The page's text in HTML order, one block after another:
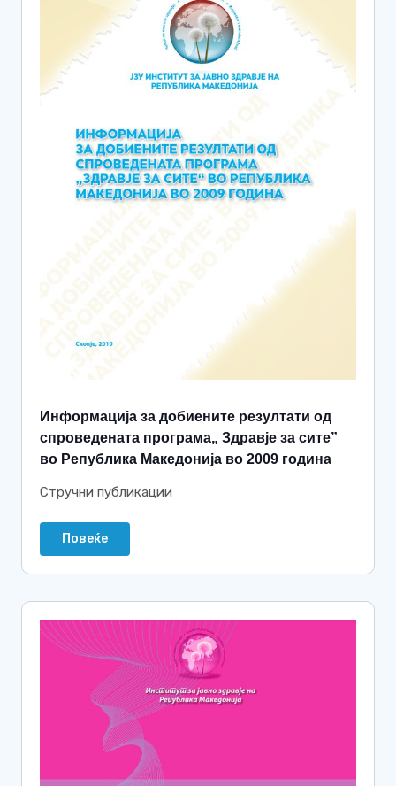
Информација за добиените резултати од
спроведената програма„ Здравје за сите”
во Република Македонија во 2009 година
Стручни публикации
Повеќе